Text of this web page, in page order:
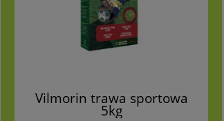
Vilmorin trawa sportowa
5kg